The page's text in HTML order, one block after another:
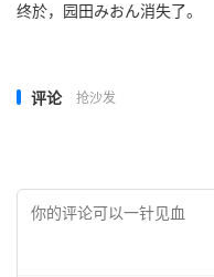
终於，园田みおん消失了。
评论 抢沙发